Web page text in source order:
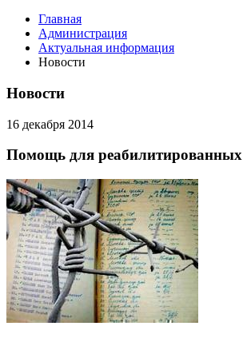
Главная
Администрация
Актуальная информация
Новости
Новости
16 декабря 2014
Помощь для реабилитированных